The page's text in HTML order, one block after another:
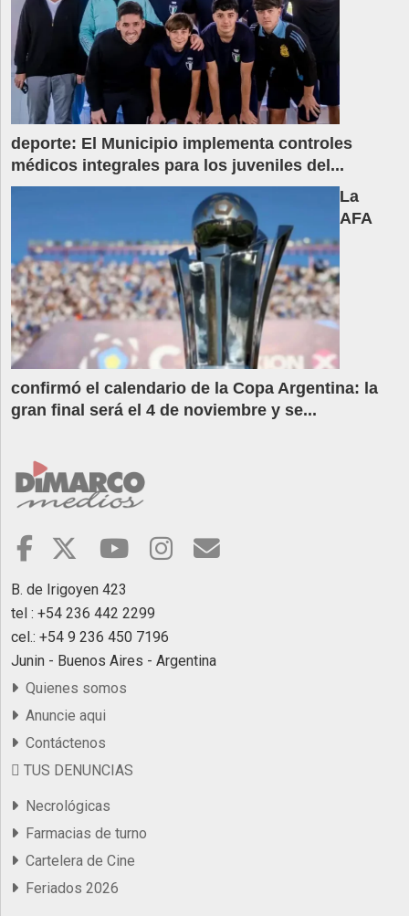
deporte: El Municipio implementa controles
médicos integrales para los juveniles del...
La
AFA
confirmó el calendario de la Copa Argentina: la
gran final será el 4 de noviembre y se...
B. de Irigoyen 423
tel : +54 236 442 2299
cel.: +54 9 236 450 7196
Junin - Buenos Aires - Argentina
Quienes somos
Anuncie aqui
Contáctenos
TUS DENUNCIAS
Necrológicas
Farmacias de turno
Cartelera de Cine
Feriados 2026